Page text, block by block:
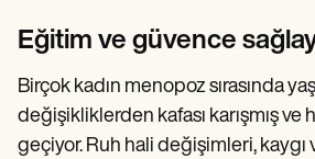
Eğitim ve güvence
Birçok kadın menopoz sırasında
değişikliklerden kafası karışmış ve
geçiyor. Ruh hali değişimleri,